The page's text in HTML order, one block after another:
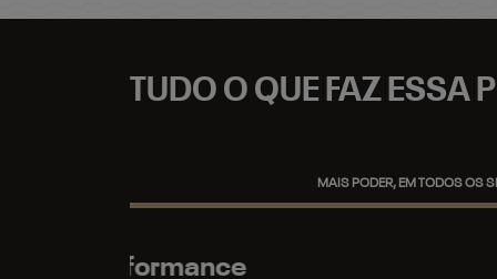
TUDO O QUE FAZ ESSA
MAIS PODER, EM TODOS OS
Potência